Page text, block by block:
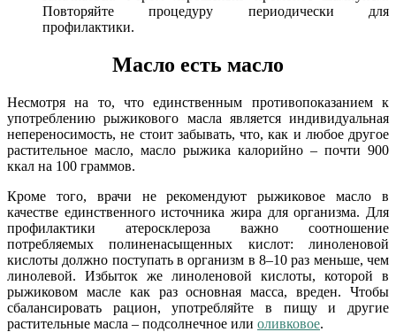
Повторяйте процедуру периодически для
профилактики.
Масло есть масло
Несмотря на то, что единственным противопоказанием к
употреблению рыжикового масла является индивидуальная
непереносимость, не стоит забывать, что, как и любое другое
растительное масло, масло рыжика калорийно – почти 900
ккал на 100 граммов.
Кроме того, врачи не рекомендуют рыжиковое масло в
качестве единственного источника жира для организма. Для
профилактики атеросклероза важно соотношение
потребляемых полиненасыщенных кислот: линоленовой
кислоты должно поступать в организм в 8–10 раз меньше, чем
линолевой. Избыток же линоленовой кислоты, которой в
рыжиковом масле как раз основная масса, вреден. Чтобы
сбалансировать рацион, употребляйте в пищу и другие
растительные масла – подсолнечное или оливковое.